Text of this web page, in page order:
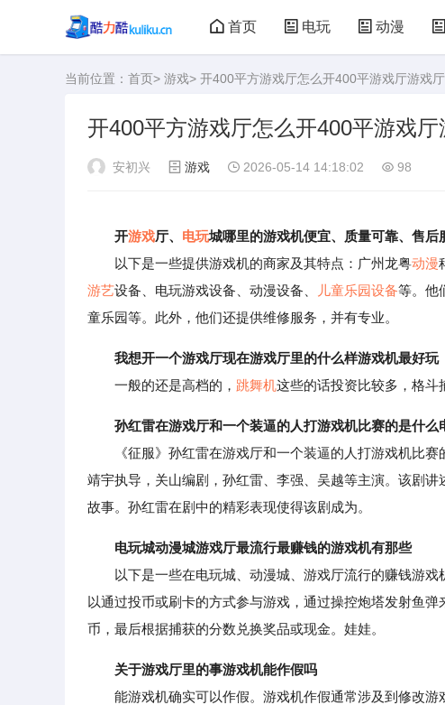
首页 电玩 动漫
大型游戏 娃娃机 儿
当前位置： 首页> 游戏> 开400平方游戏厅怎么开400平游戏厅游戏
开400平方游戏厅怎么开400平游戏
安初兴 游戏 2026-05-14 14:18:02 98
开游戏厅、 电玩城哪里的游戏机便宜、质量可靠、售后
以下是一些提供游戏机的商家及其特点：广州龙粤动漫
游艺设备、电玩游戏设备、动漫设备、 儿童乐园设备等。他
童乐园等。此外，他们还提供维修服务，并有专业。
我想开一个游戏厅现在游戏厅里的什么样游戏机最好玩
一般的还是高档的， 跳舞机这些的话投资比较多，格斗
孙红雷在游戏厅和一个装逼的人打游戏机比赛的是什么
《征服》孙红雷在游戏厅和一个装逼的人打游戏机比赛
靖宇执导，关山编剧，孙红雷、李强、吴越等主演。该剧
故事。孙红雷在剧中的精彩表现使得该剧成为。
电玩城动漫城游戏厅最流行最赚钱的游戏机有那些
以下是一些在电玩城、动漫城、游戏厅流行的赚钱游戏
以通过投币或刷卡的方式参与游戏，通过操控炮塔发射鱼
币，最后根据捕获的分数兑换奖品或现金。娃娃。
关于游戏厅里的事游戏机能作假吗
能游戏机确实可以作假。游戏机作假通常涉及到修改游